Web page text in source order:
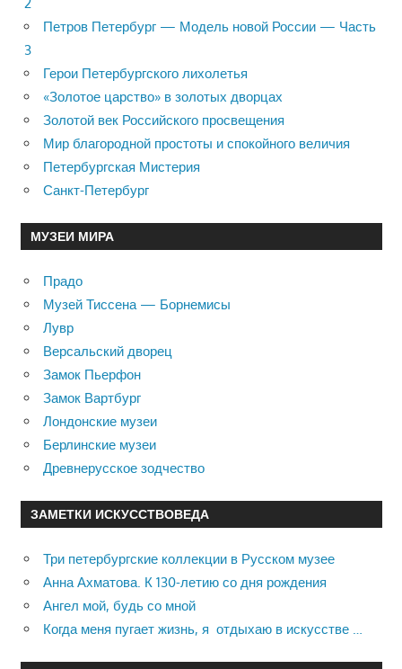
Петров Петербург — Модель новой России — Часть
3
Герои Петербургского лихолетья
«Золотое царство» в золотых дворцах
Золотой век Российского просвещения
Мир благородной простоты и спокойного величия
Петербургская Мистерия
Санкт-Петербург
МУЗЕИ МИРА
Прадо
Музей Тиссена — Борнемисы
Лувр
Версальский дворец
Замок Пьерфон
Замок Вартбург
Лондонские музеи
Берлинские музеи
Древнерусское зодчество
ЗАМЕТКИ ИСКУССТВОВЕДА
Три петербургские коллекции в Русском музее
Анна Ахматова. К 130-летию со дня рождения
Ангел мой, будь со мной
Когда меня пугает жизнь, я отдыхаю в искусстве …